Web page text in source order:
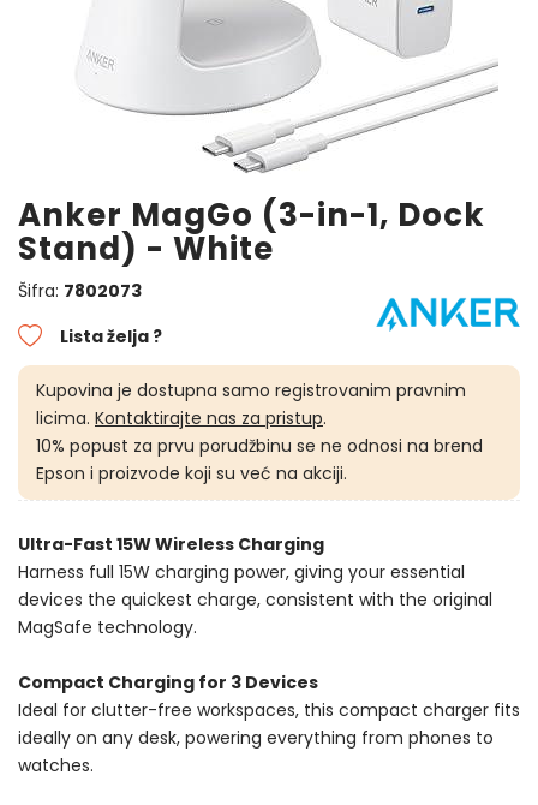
Anker MagGo (3-in-1, Dock
Stand) - White
Šifra: 7802073
Lista želja ?
Kupovina je dostupna samo registrovanim pravnim
licima. Kontaktirajte nas za pristup.
10% popust za prvu porudžbinu se ne odnosi na brend
Epson i proizvode koji su već na akciji.
Ultra-Fast 15W Wireless Charging
Harness full 15W charging power, giving your essential
devices the quickest charge, consistent with the original
MagSafe technology.
Compact Charging for 3 Devices
Ideal for clutter-free workspaces, this compact charger fits
ideally on any desk, powering everything from phones to
watches.